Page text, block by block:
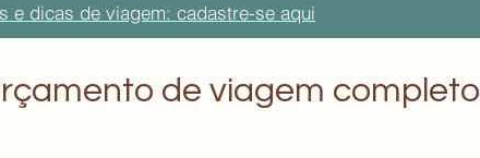
e dicas de viagem: cadastre-se aqui
de viagem completo